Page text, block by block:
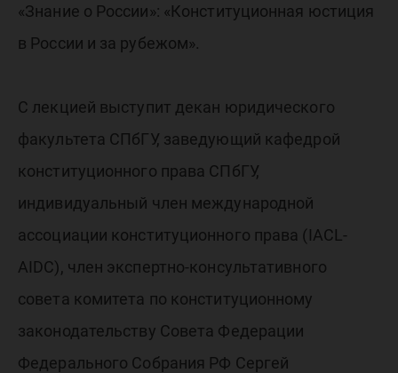
«Знание о России»: «Конституционная юстиция
в России и за рубежом».
С лекцией выступит декан юридического
факультета СПбГУ, заведующий кафедрой
конституционного права СПбГУ,
индивидуальный член международной
ассоциации конституционного права (IACL-
AIDC), член экспертно-консультативного
совета комитета по конституционному
законодательству Совета Федерации
Федерального Собрания РФ Сергей